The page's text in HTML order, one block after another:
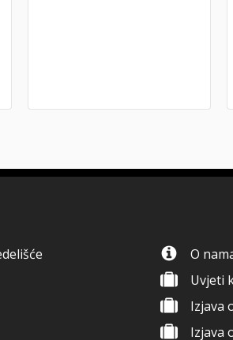
O
Uvjeti
Izjava
Izjava